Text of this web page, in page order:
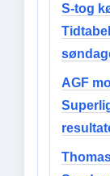
S-tog
AGF